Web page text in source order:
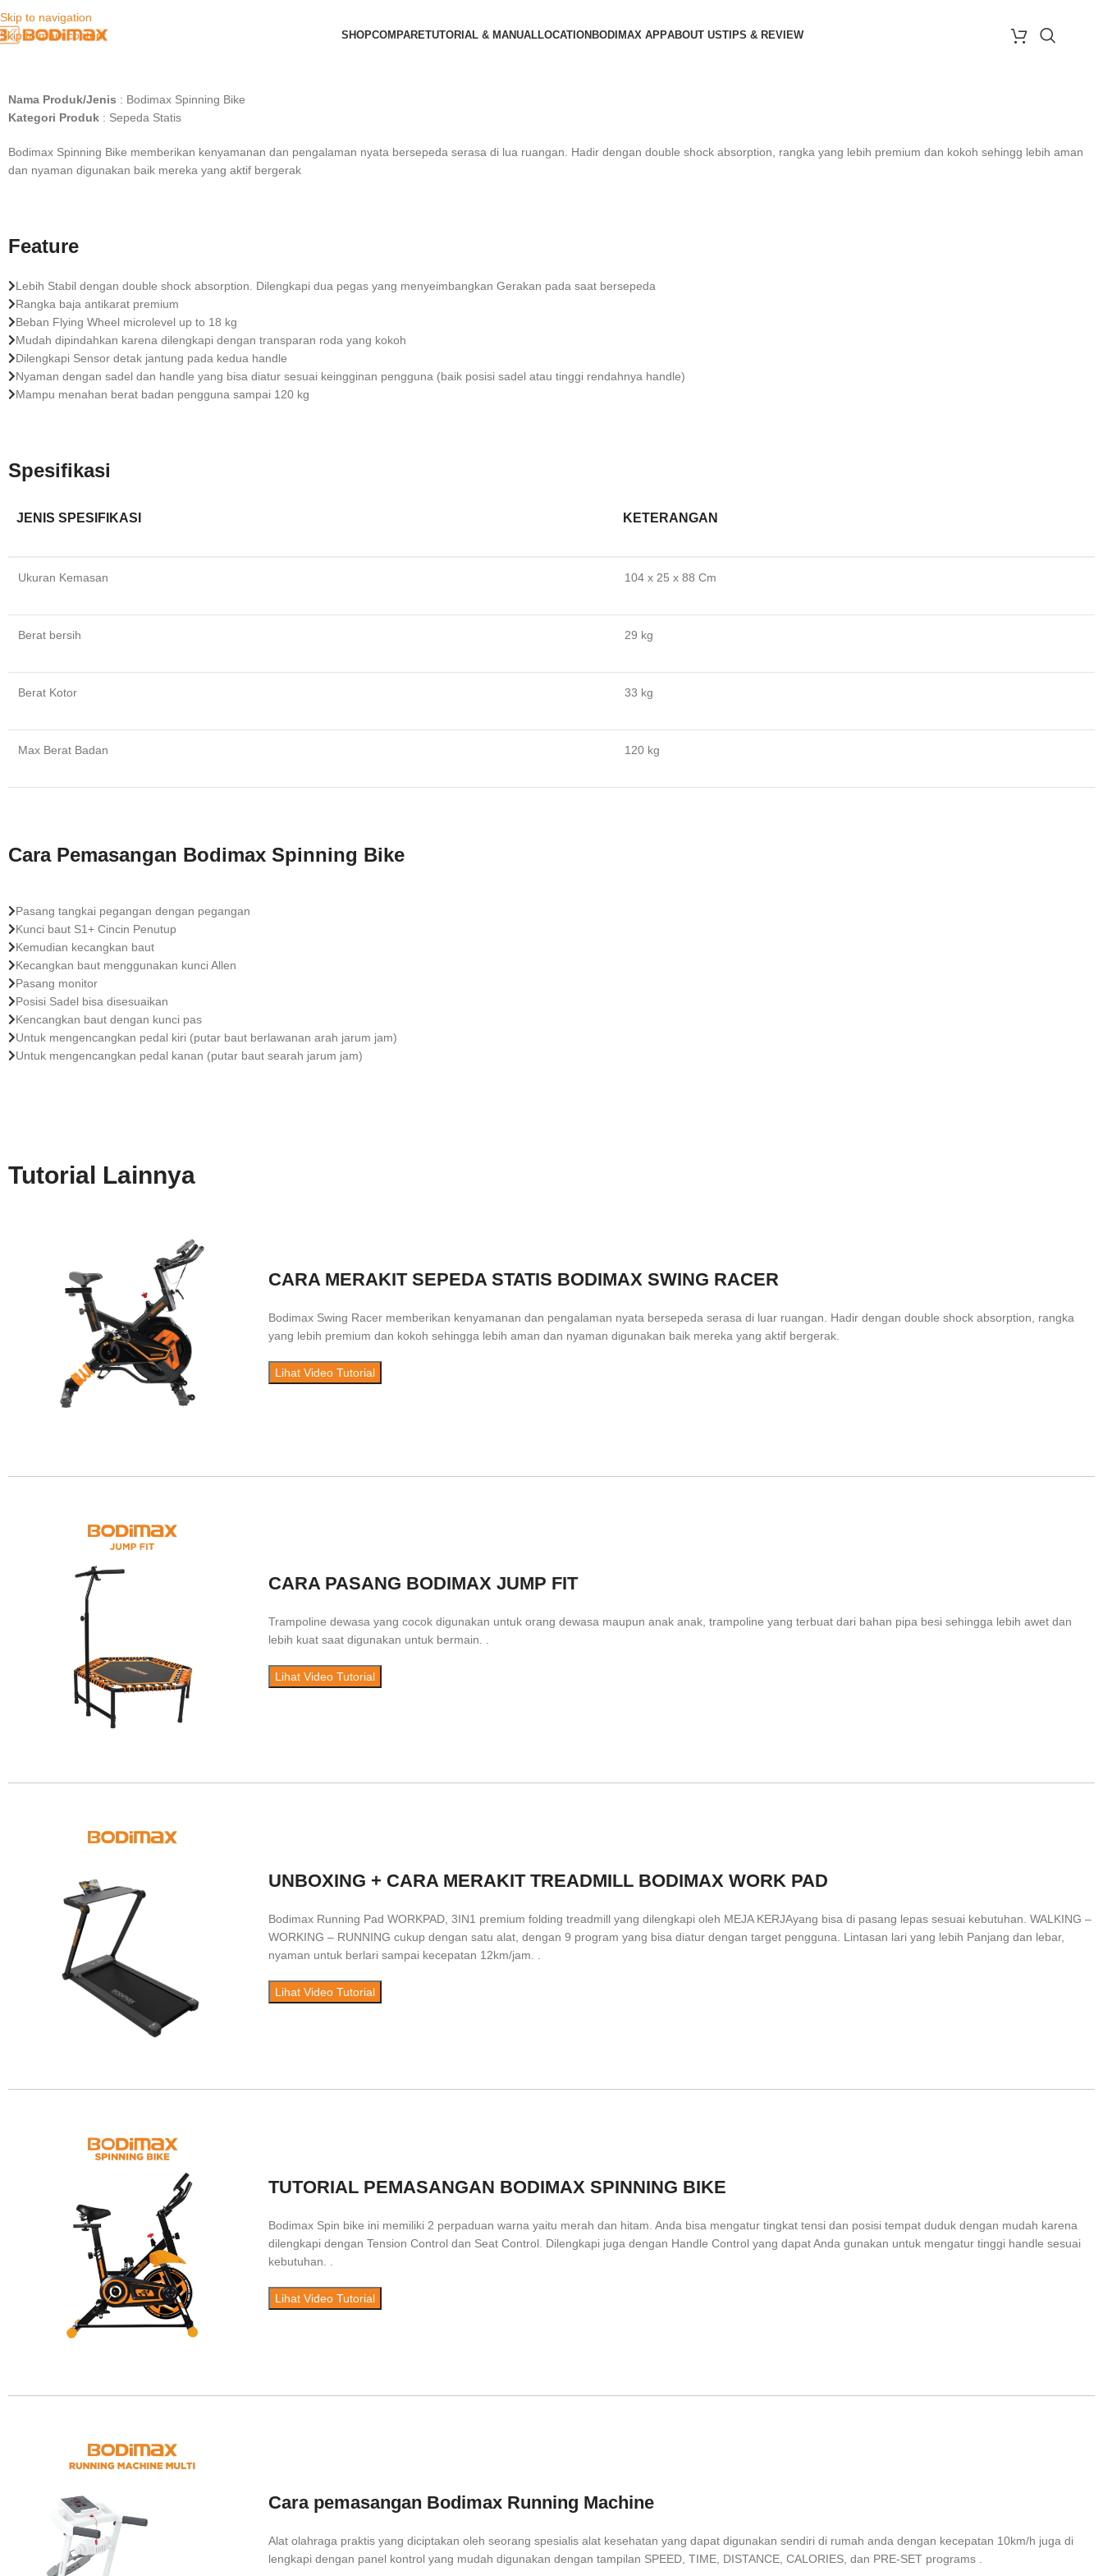
Skip to navigation
Skip to main content
SHOPCOMPARETUTORIAL & MANUALLOCATIONBODIMAX APPABOUT USTIPS & REVIEW
Cara Memasang Bodimax Spinning Bike
Nama Produk/Jenis : Bodimax Spinning Bike
Kategori Produk : Sepeda Statis
Bodimax Spinning Bike memberikan kenyamanan dan pengalaman nyata bersepeda serasa di lua ruangan. Hadir dengan double shock absorption, rangka yang lebih premium dan kokoh sehingg lebih aman
dan nyaman digunakan baik mereka yang aktif bergerak
Feature
Lebih Stabil dengan double shock absorption. Dilengkapi dua pegas yang menyeimbangkan Gerakan pada saat bersepeda
Rangka baja antikarat premium
Beban Flying Wheel microlevel up to 18 kg
Mudah dipindahkan karena dilengkapi dengan transparan roda yang kokoh
Dilengkapi Sensor detak jantung pada kedua handle
Nyaman dengan sadel dan handle yang bisa diatur sesuai keingginan pengguna (baik posisi sadel atau tinggi rendahnya handle)
Mampu menahan berat badan pengguna sampai 120 kg
Spesifikasi
JENIS SPESIFIKASI KETERANGAN
Ukuran Kemasan 104 x 25 x 88 Cm
Berat bersih 29 kg
Berat Kotor 33 kg
Max Berat Badan 120 kg
Cara Pemasangan Bodimax Spinning Bike
Pasang tangkai pegangan dengan pegangan
Kunci baut S1+ Cincin Penutup
Kemudian kecangkan baut
Kecangkan baut menggunakan kunci Allen
Pasang monitor
Posisi Sadel bisa disesuaikan
Kencangkan baut dengan kunci pas
Untuk mengencangkan pedal kiri (putar baut berlawanan arah jarum jam)
Untuk mengencangkan pedal kanan (putar baut searah jarum jam)
Tutorial Lainnya
CARA MERAKIT SEPEDA STATIS BODIMAX SWING RACER
Bodimax Swing Racer memberikan kenyamanan dan pengalaman nyata bersepeda serasa di luar ruangan. Hadir dengan double shock absorption, rangka
yang lebih premium dan kokoh sehingga lebih aman dan nyaman digunakan baik mereka yang aktif bergerak.
Lihat Video Tutorial
CARA PASANG BODIMAX JUMP FIT
Trampoline dewasa yang cocok digunakan untuk orang dewasa maupun anak anak, trampoline yang terbuat dari bahan pipa besi sehingga lebih awet dan
lebih kuat saat digunakan untuk bermain. .
Lihat Video Tutorial
UNBOXING + CARA MERAKIT TREADMILL BODIMAX WORK PAD
Bodimax Running Pad WORKPAD, 3IN1 premium folding treadmill yang dilengkapi oleh MEJA KERJAyang bisa di pasang lepas sesuai kebutuhan. WALKING –
WORKING – RUNNING cukup dengan satu alat, dengan 9 program yang bisa diatur dengan target pengguna. Lintasan lari yang lebih Panjang dan lebar,
nyaman untuk berlari sampai kecepatan 12km/jam. .
Lihat Video Tutorial
TUTORIAL PEMASANGAN BODIMAX SPINNING BIKE
Bodimax Spin bike ini memiliki 2 perpaduan warna yaitu merah dan hitam. Anda bisa mengatur tingkat tensi dan posisi tempat duduk dengan mudah karena
dilengkapi dengan Tension Control dan Seat Control. Dilengkapi juga dengan Handle Control yang dapat Anda gunakan untuk mengatur tinggi handle sesuai
kebutuhan. .
Lihat Video Tutorial
Cara pemasangan Bodimax Running Machine
Alat olahraga praktis yang diciptakan oleh seorang spesialis alat kesehatan yang dapat digunakan sendiri di rumah anda dengan kecepatan 10km/h juga di
lengkapi dengan panel kontrol yang mudah digunakan dengan tampilan SPEED, TIME, DISTANCE, CALORIES, dan PRE-SET programs .